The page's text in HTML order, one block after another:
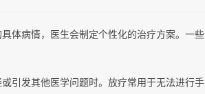
体病情，医生会制定个性化的治疗方案。一些
引发其他医学问题时。放疗常用于无法进行手